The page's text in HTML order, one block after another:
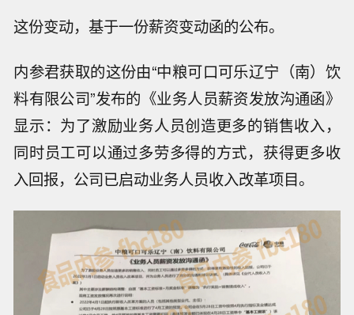
这份变动，基于一份薪资变动函的公布。
内参君获取的这份由“中粮可口可乐辽宁（南）饮
料有限公司”发布的《业务人员薪资发放沟通函》
显示：为了激励业务人员创造更多的销售收入，
同时员工可以通过多劳多得的方式，获得更多收
入回报，公司已启动业务人员收入改革项目。